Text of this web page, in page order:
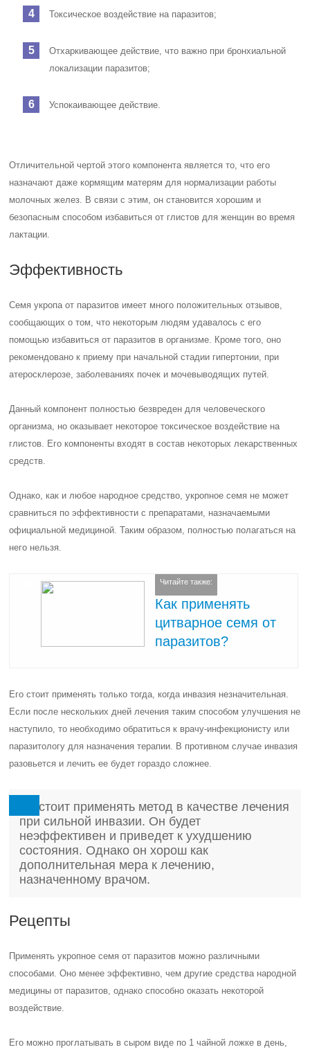
Токсическое воздействие на паразитов;
Отхаркивающее действие, что важно при бронхиальной
локализации паразитов;
Успокаивающее действие.
Отличительной чертой этого компонента является то, что его
назначают даже кормящим матерям для нормализации работы
молочных желез. В связи с этим, он становится хорошим и
безопасным способом избавиться от глистов для женщин во время
лактации.
Эффективность
Семя укропа от паразитов имеет много положительных отзывов,
сообщающих о том, что некоторым людям удавалось с его
помощью избавиться от паразитов в организме. Кроме того, оно
рекомендовано к приему при начальной стадии гипертонии, при
атеросклерозе, заболеваниях почек и мочевыводящих путей.
Данный компонент полностью безвреден для человеческого
организма, но оказывает некоторое токсическое воздействие на
глистов. Его компоненты входят в состав некоторых лекарственных
средств.
Однако, как и любое народное средство, укропное семя не может
сравниться по эффективности с препаратами, назначаемыми
официальной медициной. Таким образом, полностью полагаться на
него нельзя.
Читайте также:
Как применять
цитварное семя от
паразитов?
Его стоит применять только тогда, когда инвазия незначительная.
Если после нескольких дней лечения таким способом улучшения не
наступило, то необходимо обратиться к врачу-инфекционисту или
паразитологу для назначения терапии. В противном случае инвазия
разовьется и лечить ее будет гораздо сложнее.
Не стоит применять метод в качестве лечения
при сильной инвазии. Он будет
неэффективен и приведет к ухудшению
состояния. Однако он хорош как
дополнительная мера к лечению,
назначенному врачом.
Рецепты
Применять укропное семя от паразитов можно различными
способами. Оно менее эффективно, чем другие средства народной
медицины от паразитов, однако способно оказать некоторой
воздействие.
Его можно проглатывать в сыром виде по 1 чайной ложке в день,